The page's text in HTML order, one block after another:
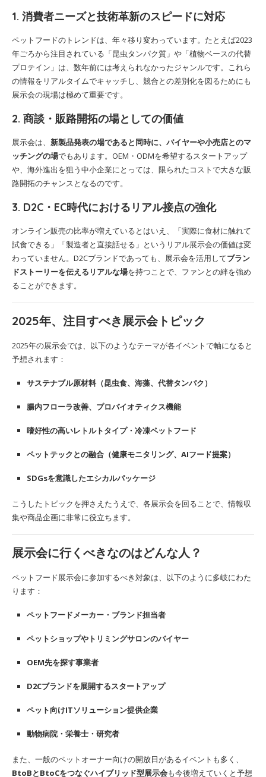
1. 消費者ニーズと技術革新のスピードに対応
ペットフードのトレンドは、年々移り変わっています。たとえば2023
年ごろから注目されている「昆虫タンパク質」や「植物ベースの代替
プロテイン」は、数年前には考えられなかったジャンルです。これら
の情報をリアルタイムでキャッチし、競合との差別化を図るためにも
展示会の現場は極めて重要です。
2. 商談・販路開拓の場としての価値
展示会は、 新製品発表の場であると同時に、バイヤーや小売店とのマ
ッチングの場でもあります。OEM・ODMを希望するスタートアップ
や、海外進出を狙う中小企業にとっては、限られたコストで大きな販
路開拓のチャンスとなるのです。
3. D2C・EC時代におけるリアル接点の強化
オンライン販売の比率が増えているとはいえ、「実際に食材に触れて
試食できる」「製造者と直接話せる」というリアル展示会の価値は変
わっていません。D2Cブランドであっても、展示会を活用してブラン
ドストーリーを伝えるリアルな場を持つことで、ファンとの絆を強め
ることができます。
2025年、注目すべき展示会トピック
2025年の展示会では、以下のようなテーマが各イベントで軸になると
予想されます：
サステナブル原材料（昆虫食、海藻、代替タンパク）
腸内フローラ改善、プロバイオティクス機能
嗜好性の高いレトルトタイプ・冷凍ペットフード
ペットテックとの融合（健康モニタリング、AIフード提案）
SDGsを意識したエシカルパッケージ
こうしたトピックを押さえたうえで、各展示会を回ることで、情報収
集や商品企画に非常に役立ちます。
展示会に行くべきなのはどんな人？
ペットフード展示会に参加するべき対象は、以下のように多岐にわた
ります：
ペットフードメーカー・ブランド担当者
ペットショップやトリミングサロンのバイヤー
OEM先を探す事業者
D2Cブランドを展開するスタートアップ
ペット向けITソリューション提供企業
動物病院・栄養士・研究者
また、一般のペットオーナー向けの開放日があるイベントも多く、
BtoBとBtoCをつなぐハイブリッド型展示会も今後増えていくと予想